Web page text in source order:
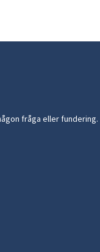
fråga eller fundering.